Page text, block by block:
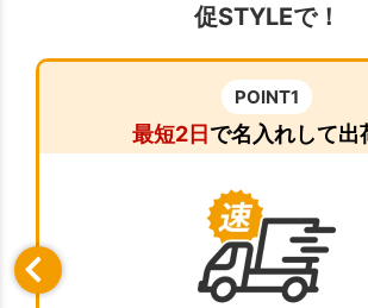
促STYLEで！
POINT1
最短2日で名入れして出